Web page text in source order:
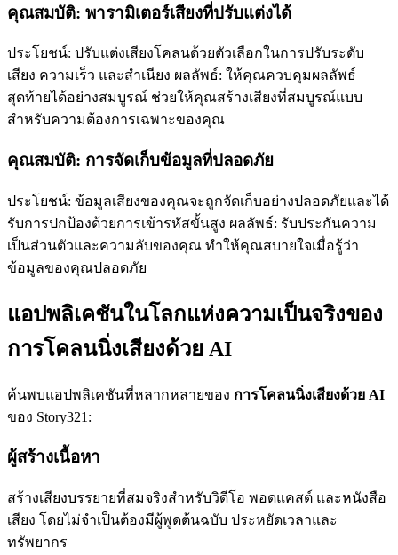
คุณสมบัติ: พารามิเตอร์เสียงที่ปรับแต่งได้
ประโยชน์: ปรับแต่งเสียงโคลนด้วยตัวเลือกในการปรับระดับ
เสียง ความเร็ว และสำเนียง ผลลัพธ์: ให้คุณควบคุมผลลัพธ์
สุดท้ายได้อย่างสมบูรณ์ ช่วยให้คุณสร้างเสียงที่สมบูรณ์แบบ
สำหรับความต้องการเฉพาะของคุณ
คุณสมบัติ: การจัดเก็บข้อมูลที่ปลอดภัย
ประโยชน์: ข้อมูลเสียงของคุณจะถูกจัดเก็บอย่างปลอดภัยและได้
รับการปกป้องด้วยการเข้ารหัสขั้นสูง ผลลัพธ์: รับประกันความ
เป็นส่วนตัวและความลับของคุณ ทำให้คุณสบายใจเมื่อรู้ว่า
ข้อมูลของคุณปลอดภัย
แอปพลิเคชันในโลกแห่งความเป็นจริงของ
การโคลนนิ่งเสียงด้วย AI
ค้นพบแอปพลิเคชันที่หลากหลายของ การโคลนนิ่งเสียงด้วย AI
ของ Story321:
ผู้สร้างเนื้อหา
สร้างเสียงบรรยายที่สมจริงสำหรับวิดีโอ พอดแคสต์ และหนังสือ
เสียง โดยไม่จำเป็นต้องมีผู้พูดต้นฉบับ ประหยัดเวลาและ
ทรัพยากร